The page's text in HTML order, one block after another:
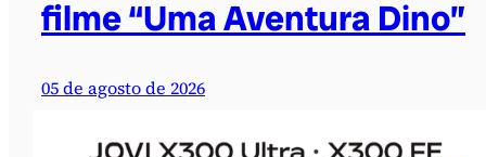
filme “Uma Aventura Dino”
05 de agosto de 2026